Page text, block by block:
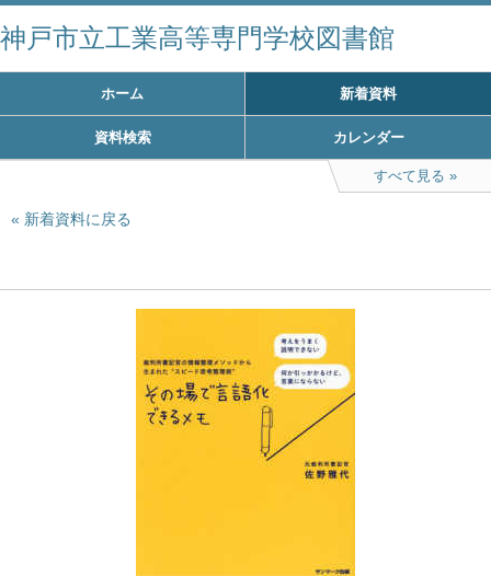
神戸市立工業高等専門学校図書館
ホーム 新着資料
資料検索 カレンダー
すべて見る
新着資料に戻る